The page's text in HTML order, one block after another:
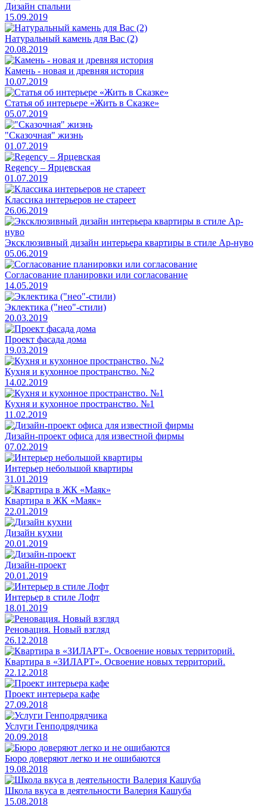
Дизайн спальни
15.09.2019
Натуральный камень для Вас (2)
20.08.2019
Камень - новая и древняя история
10.07.2019
Статья об интерьере «Жить в Сказке»
05.07.2019
"Сказочная" жизнь
01.07.2019
Regency – Ярцевская
01.07.2019
Классика интерьеров не стареет
26.06.2019
Эксклюзивный дизайн интерьера квартиры в стиле Ар-нуво
05.06.2019
Согласование планировки или согласование
14.05.2019
Эклектика ("нео"-стили)
20.03.2019
Проект фасада дома
19.03.2019
Кухня и кухонное пространство. №2
14.02.2019
Кухня и кухонное пространство. №1
11.02.2019
Дизайн-проект офиса для известной фирмы
07.02.2019
Интерьер небольшой квартиры
31.01.2019
Квартира в ЖК «Маяк»
22.01.2019
Дизайн кухни
20.01.2019
Дизайн-проект
20.01.2019
Интерьер в стиле Лофт
18.01.2019
Реновация. Новый взгляд
26.12.2018
Квартира в «ЗИЛАРТ». Освоение новых территорий.
22.12.2018
Проект интерьера кафе
27.09.2018
Услуги Генподрядчика
20.09.2018
Бюро доверяют легко и не ошибаются
19.08.2018
Школа вкуса в деятельности Валерия Кашуба
15.08.2018